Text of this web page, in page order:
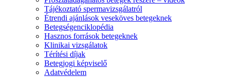
Tájékoztató spermavizsgálatról
Étrendi ajánlások veseköves betegeknek
Betegségenciklopédia
Hasznos források betegeknek
Klinikai vizsgálatok
Térítési díjak
Betegjogi képviselő
Adatvédelem